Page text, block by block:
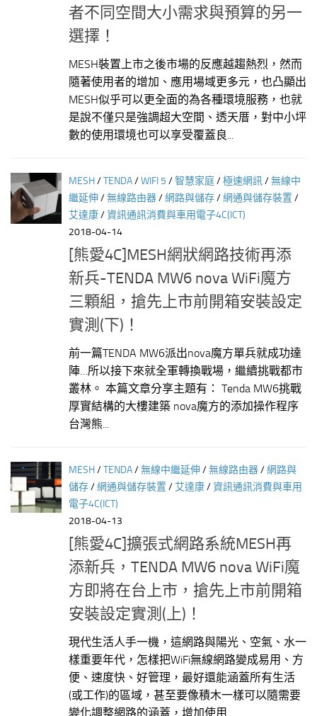
者不同空間大小需求與預算的另一
選擇！
MESH裝置上市之後市場的反應越趨熱烈，然而
隨著使用者的增加、應用場域更多元，也凸顯出
MESH似乎可以更全面的為各種環境服務，也就
是說不僅只是強調超大空間、透天厝，對中小坪
數的使用環境也可以享受覆蓋良...
MESH/TENDA/WIFI 5 /智慧家庭/極速網訊/無線中
繼延伸/無線路由器/網路與儲存/網通與儲存裝置 /
艾達康/資訊通訊消費與車用電子4C(ICT)
2018-04-14
[熊愛4C]MESH網狀網路技術再添
新兵-TENDA MW6 nova WiFi魔方
三顆組，搶先上市前開箱安裝設定
實測(下)！
前一篇TENDA MW6派出nova魔方單兵就成功達
陣…所以接下來就全軍轉換戰場，繼續挑戰都市
叢林。 本篇文章分享主題有： Tenda MW6挑戰
厚實結構的大樓建築 nova魔方的添加操作程序
台灣熊...
MESH/TENDA/無線中繼延伸/無線路由器/網路與
儲存/網通與儲存裝置 / 艾達康/資訊通訊消費與車用
電子4C(ICT)
2018-04-13
[熊愛4C]擴張式網路系統MESH再
添新兵，TENDA MW6 nova WiFi魔
方即將在台上市，搶先上市前開箱
安裝設定實測(上)！
現代生活人手一機，這網路與陽光、空氣、水一
樣重要年代，怎樣把WiFi無線網路變成易用、方
便、速度快、好管理，最好還能涵蓋所有生活
(或工作)的區域，甚至要像積木一樣可以隨需要
變化調整網路的涵蓋，增加使用...